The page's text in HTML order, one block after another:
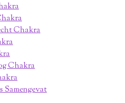
Chakra
Chakra
Samengevat